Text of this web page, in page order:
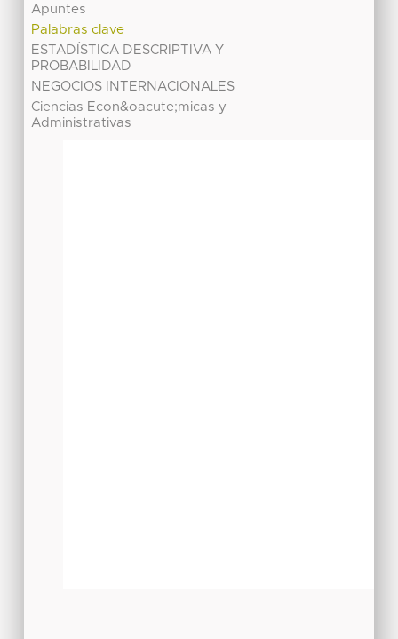
Apuntes
Palabras clave
ESTADÍSTICA DESCRIPTIVA Y
PROBABILIDAD
NEGOCIOS INTERNACIONALES
Ciencias Econ&oacute;micas y
Administrativas